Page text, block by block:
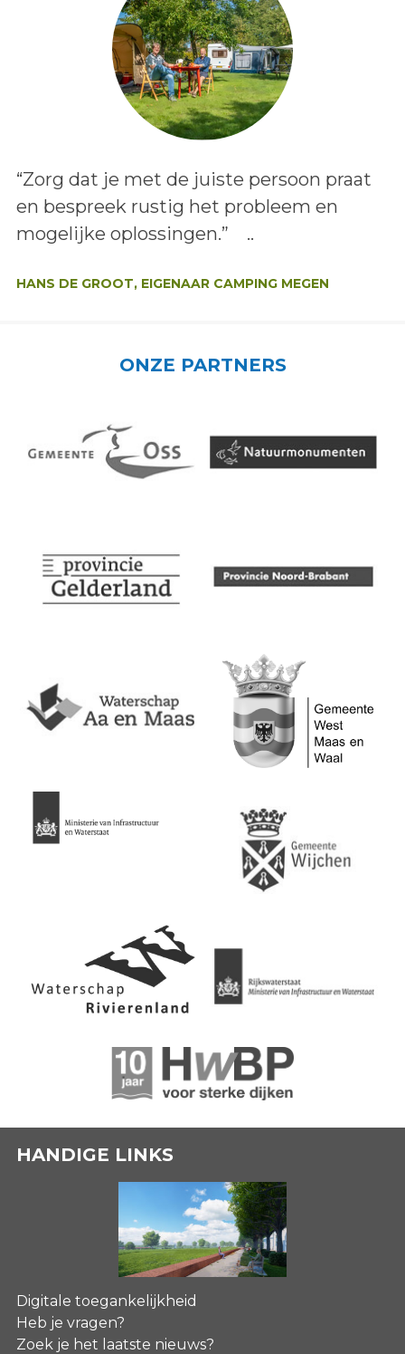
Lees het bericht:
“Zorg dat je met de juiste persoon praat
en bespreek rustig het probleem en
mogelijke oplossingen.” ..
HANS DE GROOT, EIGENAAR CAMPING MEGEN
ONZE PARTNERS
HANDIGE LINKS
Digitale toegankelijkheid
Heb je vragen?
Zoek je het laatste nieuws?